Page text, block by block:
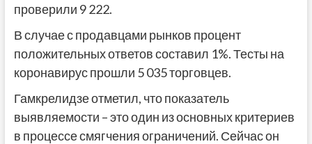
проверили 9 222.
В случае с продавцами рынков процент
положительных ответов составил 1%. Тесты на
коронавирус прошли 5 035 торговцев.
Гамкрелидзе отметил, что показатель
выявляемости – это один из основных критериев
в процессе смягчения ограничений. Сейчас он